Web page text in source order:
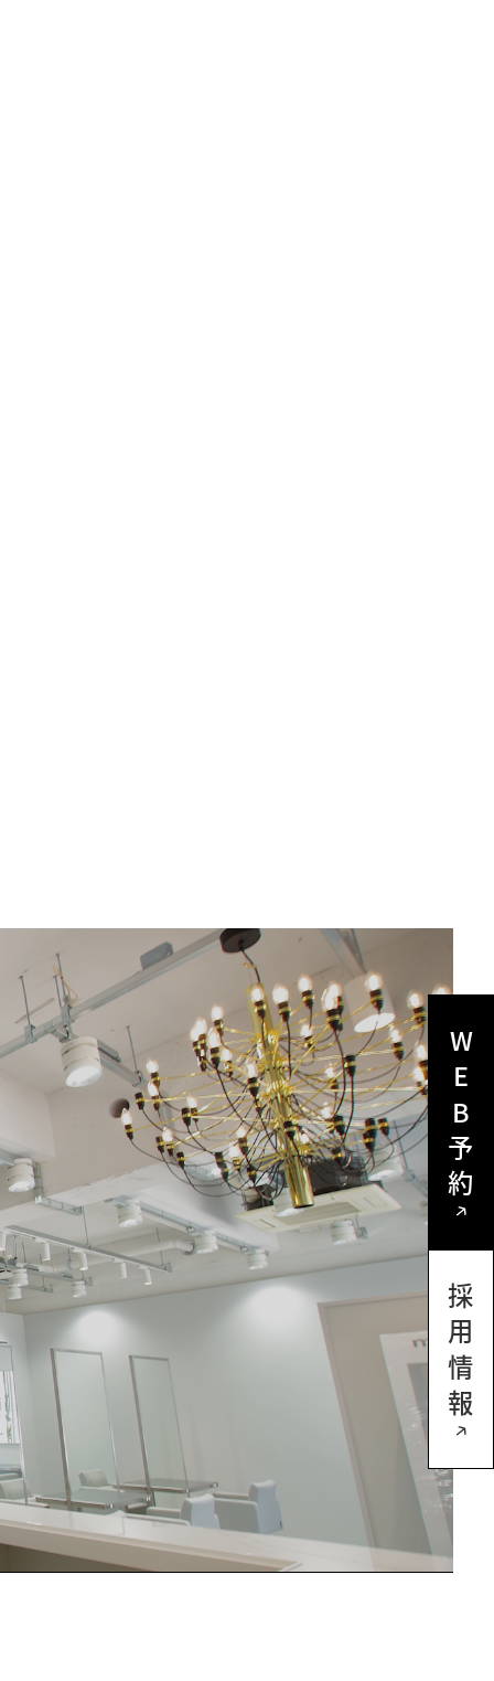
WEB予約
採用情報